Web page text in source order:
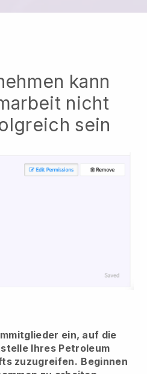
kann
nicht
sein
ein, auf die
Ihres Petroleum
zuzugreifen. Beginnen